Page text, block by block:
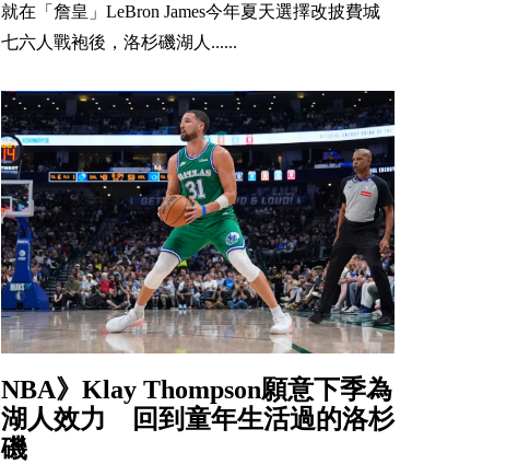
就在「詹皇」LeBron James今年夏天選擇改披費城
七六人戰袍後，洛杉磯湖人......
NBA》Klay Thompson願意下季為
湖人效力 回到童年生活過的洛杉
磯